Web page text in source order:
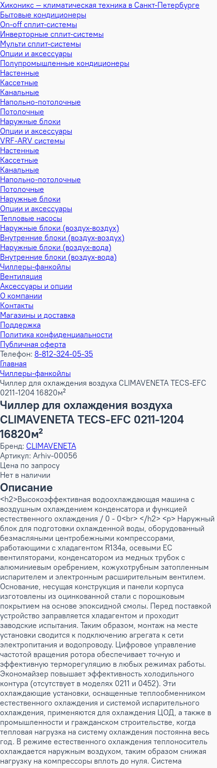
Хиконикс — климатическая техника в Санкт-Петербурге
Бытовые кондиционеры
On-off сплит-системы
Инверторные сплит-системы
Мульти сплит-системы
Опции и аксессуары
Полупромышленные кондиционеры
Настенные
Кассетные
Канальные
Напольно-потолочные
Потолочные
Наружные блоки
Опции и аксессуары
VRF-ARV системы
Настенные
Кассетные
Канальные
Напольно-потолочные
Потолочные
Наружные блоки
Опции и аксессуары
Тепловые насосы
Наружные блоки (воздух-воздух)
Внутренние блоки (воздух-воздух)
Наружные блоки (воздух-вода)
Внутренние блоки (воздух-вода)
Чиллеры-фанкойлы
Вентиляция
Аксессуары и опции
О компании
Контакты
Магазины и доставка
Поддержка
Политика конфиденциальности
Публичная оферта
Телефон: 8-812-324-05-35
Главная
Чиллеры-фанкойлы
Чиллер для охлаждения воздуха CLIMAVENETA TECS-EFC
0211-1204 16820м²
Чиллер для охлаждения воздуха
CLIMAVENETA TECS-EFC 0211-1204
16820м²
Бренд: CLIMAVENETA
Артикул: Arhiv-00056
Цена по запросу
Нет в наличии
Описание
<h2>Высокоэффективная водоохлаждающая машина с
воздушным охлаждением конденсатора и функцией
естественного охлаждения / 0 - 0<br> </h2> <p> Наружный
блок для подготовки охлажденной воды, оборудованный
безмасляными центробежными компрессорами,
работающими с хладагентом R134a, осевыми ЕС
вентиляторами, конденсатором из медных трубок с
алюминиевым оребрением, кожухотрубным затопленным
испарителем и электронным расширительным вентилем.
Основание, несущая конструкция и панели корпуса
изготовлены из оцинкованной стали с порошковым
покрытием на основе эпоксидной смолы. Перед поставкой
устройство заправляется хладагентом и проходит
заводские испытания. Таким образом, монтаж на месте
установки сводится к подключению агрегата к сети
электропитания и водопроводу. Цифровое управление
частотой вращения ротора обеспечивает точную и
эффективную терморегуляцию в любых режимах работы.
Экономайзер повышает эффективность холодильного
контура (отсутствует в моделях 0211 и 0452). Эти
охлаждающие установки, оснащенные теплообменником
естественного охлаждения и системой испарительного
охлаждения, применяются для охлаждения ЦОД, а также в
промышленности и гражданском строительстве, когда
тепловая нагрузка на систему охлаждения постоянна весь
год. В режиме естественного охлаждения теплоноситель
охлаждается наружным воздухом, таким образом снижая
нагрузку на компрессоры вплоть до нуля. Система